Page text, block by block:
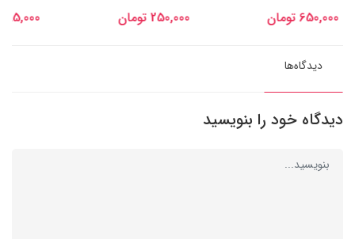
650,000 تومان 250,000 تومان 95,000 تومان
دیدگاه‌ها
دیدگاه خود را بنویسید